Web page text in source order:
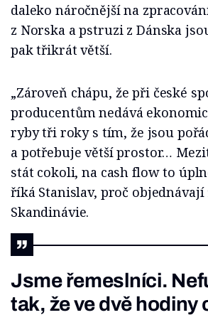
daleko náročnější na
z Norska a pstruzi z Dánska
pak třikrát větší.
„Zároveň chápu, že při české
producentům nedává
ryby tři roky s tím, že jsou
a potřebuje větší prostor…
stát cokoli, na cash flow to
říká Stanislav, proč objednávají
Skandinávie.
Jsme řemeslníci.
tak, že ve dvě hodiny